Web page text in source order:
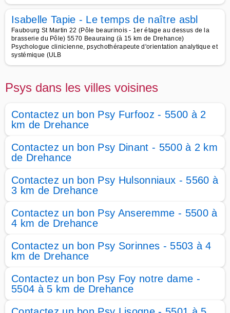
Isabelle Tapie - Le temps de naître asbl
Faubourg St Martin 22 (Pôle beaurinois - 1er étage au dessus de la
brasserie du Pôle) 5570 Beauraing (à 15 km de Drehance)
Psychologue clinicienne, psychothérapeute d'orientation analytique et
systémique (ULB
Psys dans les villes voisines
Contactez un bon Psy Furfooz - 5500 à 2
km de Drehance
Contactez un bon Psy Dinant - 5500 à 2 km
de Drehance
Contactez un bon Psy Hulsonniaux - 5560 à
3 km de Drehance
Contactez un bon Psy Anseremme - 5500 à
4 km de Drehance
Contactez un bon Psy Sorinnes - 5503 à 4
km de Drehance
Contactez un bon Psy Foy notre dame -
5504 à 5 km de Drehance